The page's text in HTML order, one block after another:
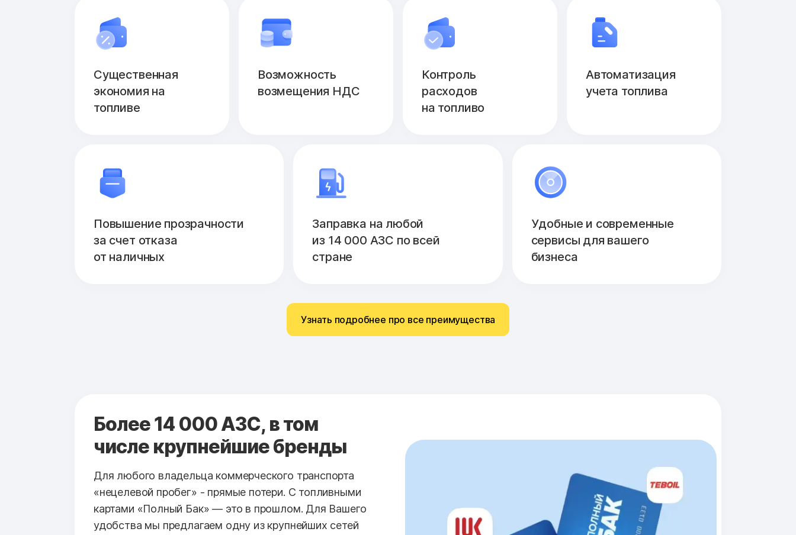
Существенная
экономия на
топливе
Возможность
возмещения НДС
Контроль
расходов
на топливо
Автоматизация
учета топлива
Повышение прозрачности
за счет отказа
от наличных
Заправка на любой
из 14 000 АЗС по всей
стране
Удобные и современные
сервисы для вашего
бизнеса
Узнать подробнее про все преимущества
Более 14 000 АЗС, в том
числе крупнейшие бренды
Для любого владельца коммерческого транспорта
«нецелевой пробег» - прямые потери. С топливными
картами «Полный Бак» — это в прошлом. Для Вашего
удобства мы предлагаем одну из крупнейших сетей